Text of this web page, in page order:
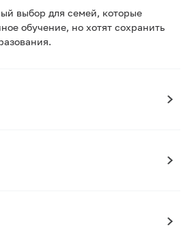
выбор для семей, которые
обучение, но хотят сохранить